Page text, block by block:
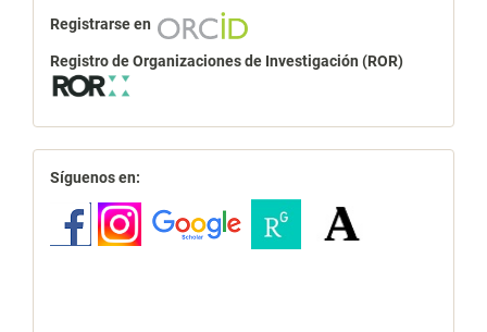
Registrarse en
Registro de Organizaciones de Investigación (ROR)
redes
Síguenos en: